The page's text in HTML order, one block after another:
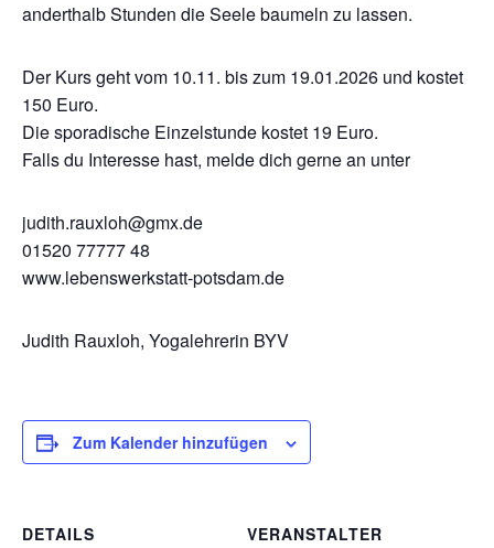
anderthalb Stunden die Seele baumeln zu lassen.
Der Kurs geht vom 10.11. bis zum 19.01.2026 und kostet
150 Euro.
Die sporadische Einzelstunde kostet 19 Euro.
Falls du Interesse hast, melde dich gerne an unter
judith.rauxloh@gmx.de
01520 77777 48
www.lebenswerkstatt-potsdam.de
Judith Rauxloh, Yogalehrerin BYV
Zum Kalender hinzufügen
DETAILS
VERANSTALTER